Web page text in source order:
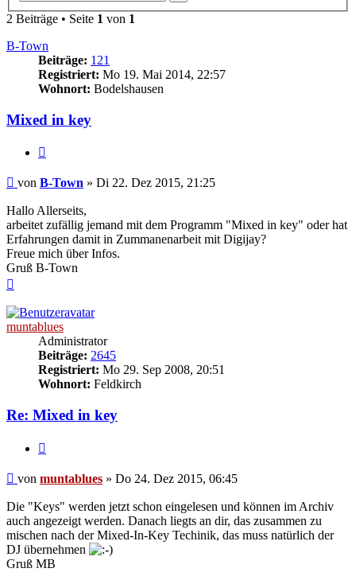
2 Beiträge • Seite 1 von 1
B-Town
Beiträge: 121
Registriert: Mo 19. Mai 2014, 22:57
Wohnort: Bodelshausen
Mixed in key
Beitrag
von B-Town » Di 22. Dez 2015, 21:25
Hallo Allerseits,
arbeitet zufällig jemand mit dem Programm "Mixed in key" oder hat
Erfahrungen damit in Zummanenarbeit mit Digijay?
Freue mich über Infos.
Gruß B-Town
muntablues
Administrator
Beiträge: 2645
Registriert: Mo 29. Sep 2008, 20:51
Wohnort: Feldkirch
Re: Mixed in key
Beitrag
von muntablues » Do 24. Dez 2015, 06:45
Die "Keys" werden jetzt schon eingelesen und können im Archiv
auch angezeigt werden. Danach liegts an dir, das zusammen zu
mischen nach der Mixed-In-Key Techinik, das muss natürlich der
DJ übernehmen
Gruß MB